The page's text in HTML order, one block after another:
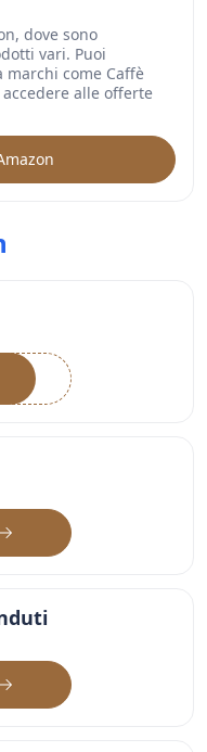
dove sono
vari. Puoi
come Caffè
alle offerte